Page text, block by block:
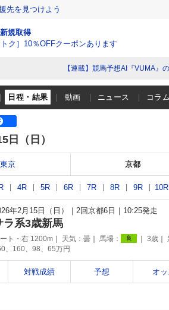
先を見つけよう
新規取得
トク］10％OFFクーポンあります
【連載】競馬予想AI『VUMA』
日程・結果 動画 ニュース コラム
日（日）
東京 京都
4R 5R 6R 7R 8R 9R 10R
年2月15日（日） 2回京都6日 10:25発走
ラ系3歳新馬
ト・右 1200m 天気： 曇 馬場： 良 3歳
、160、98、65万円
対戦成績 予想 オ